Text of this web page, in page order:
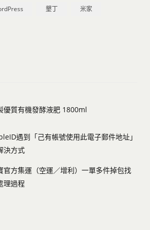
墾丁 米家
優質有機發酵液肥 1800ml
遇到「己有帳號使用此電子郵件地址」
決方式
官方集運（空運／增利）一單多件掉包找
理過程